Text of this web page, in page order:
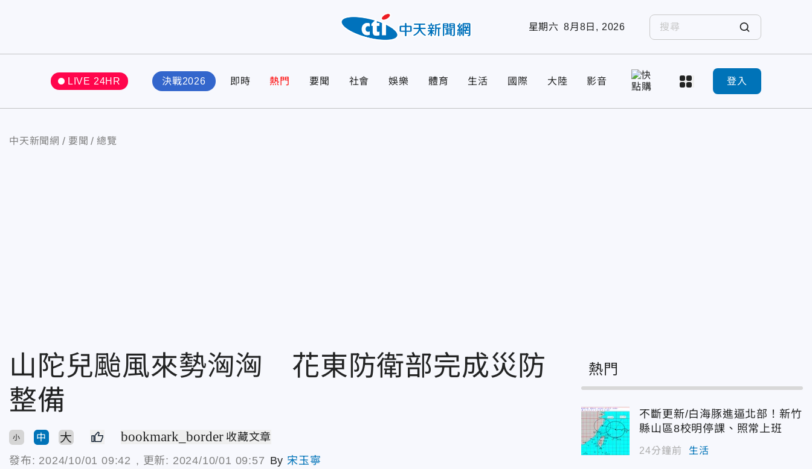
星期六 8月8日, 2026
LIVE 24HR 決戰2026 即時 熱門 要聞 社會 娛樂 體育 生活 國際 大陸 影音 登入
中天新聞網 要聞 總覽
山陀兒颱風來勢洶洶 花東防衛部完成災防
整備
小 中 大 bookmark_border 收藏文章
發布: 2024/10/01 09:42 , 更新: 2024/10/01 09:57 By宋玉寧
熱門
不斷更新/白海豚進逼北部！新竹
縣山區8校明停課、照常上班
24分鐘前 生活